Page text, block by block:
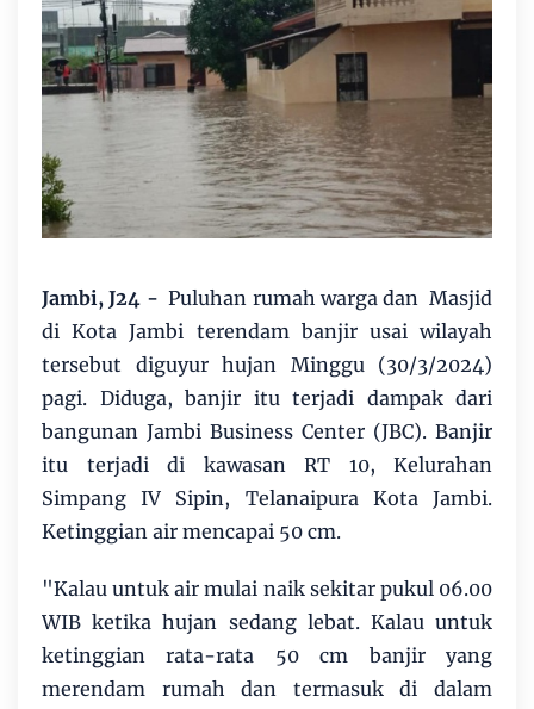
Jambi, J24 -Puluhan rumah warga dan Masjid
di Kota Jambi terendam banjir usai wilayah
tersebut diguyur hujan Minggu (30/3/2024)
pagi. Diduga, banjir itu terjadi dampak dari
bangunan Jambi Business Center (JBC). Banjir
itu terjadi di kawasan RT 10, Kelurahan
Simpang IV Sipin, Telanaipura Kota Jambi.
Ketinggian air mencapai 50 cm.
"Kalau untuk air mulai naik sekitar pukul 06.00
WIB ketika hujan sedang lebat. Kalau untuk
ketinggian rata-rata 50 cm banjir yang
merendam rumah dan termasuk di dalam